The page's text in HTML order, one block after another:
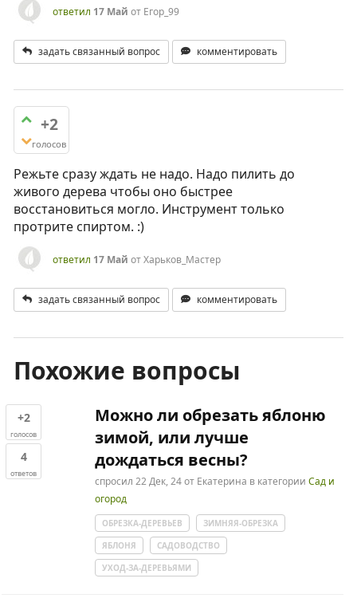
ответил 17 Май от Егор_99
задать связанный вопрос комментировать
+2
голосов
Режьте сразу ждать не надо. Надо пилить до
живого дерева чтобы оно быстрее
восстановиться могло. Инструмент только
протрите спиртом. :)
ответил 17 Май отХарьков_Мастер
задать связанный вопрос комментировать
Похожие вопросы
+2
голосов
4
ответов
Можно ли обрезать яблоню
зимой, или лучше
дождаться весны?
спросил 22 Дек, 24 от Екатерина в категории Сад и
огород
ОБРЕЗКА-ДЕРЕВЬЕВ
ЗИМНЯЯ-ОБРЕЗКА
ЯБЛОНЯ
САДОВОДСТВО
УХОД-ЗА-ДЕРЕВЬЯМИ